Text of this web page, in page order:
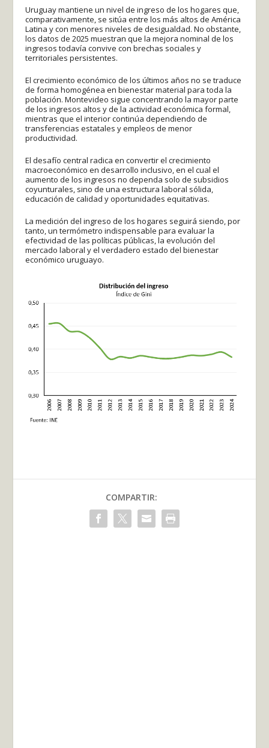
Uruguay mantiene un nivel de ingreso de los hogares que,
comparativamente, se sitúa entre los más altos de América
Latina y con menores niveles de desigualdad. No obstante,
los datos de 2025 muestran que la mejora nominal de los
ingresos todavía convive con brechas sociales y
territoriales persistentes.
El crecimiento económico de los últimos años no se traduce
de forma homogénea en bienestar material para toda la
población. Montevideo sigue concentrando la mayor parte
de los ingresos altos y de la actividad económica formal,
mientras que el interior continúa dependiendo de
transferencias estatales y empleos de menor
productividad.
El desafío central radica en convertir el crecimiento
macroeconómico en desarrollo inclusivo, en el cual el
aumento de los ingresos no dependa solo de subsidios
coyunturales, sino de una estructura laboral sólida,
educación de calidad y oportunidades equitativas.
La medición del ingreso de los hogares seguirá siendo, por
tanto, un termómetro indispensable para evaluar la
efectividad de las políticas públicas, la evolución del
mercado laboral y el verdadero estado del bienestar
económico uruguayo.
COMPARTIR: